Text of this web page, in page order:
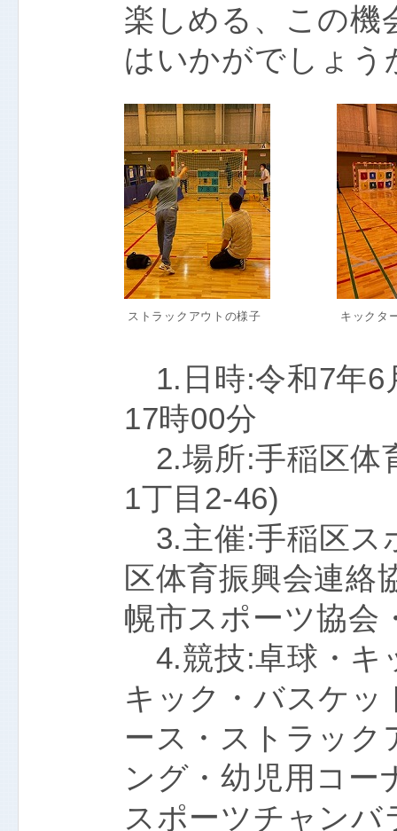
楽しめる、この機
はいかがでしょう
ストラックアウトの様子 キックタ
1.日時:令和7年6
17時00分
2.場所:手稲区体
1丁目2-46)
3.主催:手稲区ス
区体育振興会連絡
幌市スポーツ協会
4.競技:卓球・キ
キック・バスケッ
ース・ストラック
ング・幼児用コー
スポーツチャンバ